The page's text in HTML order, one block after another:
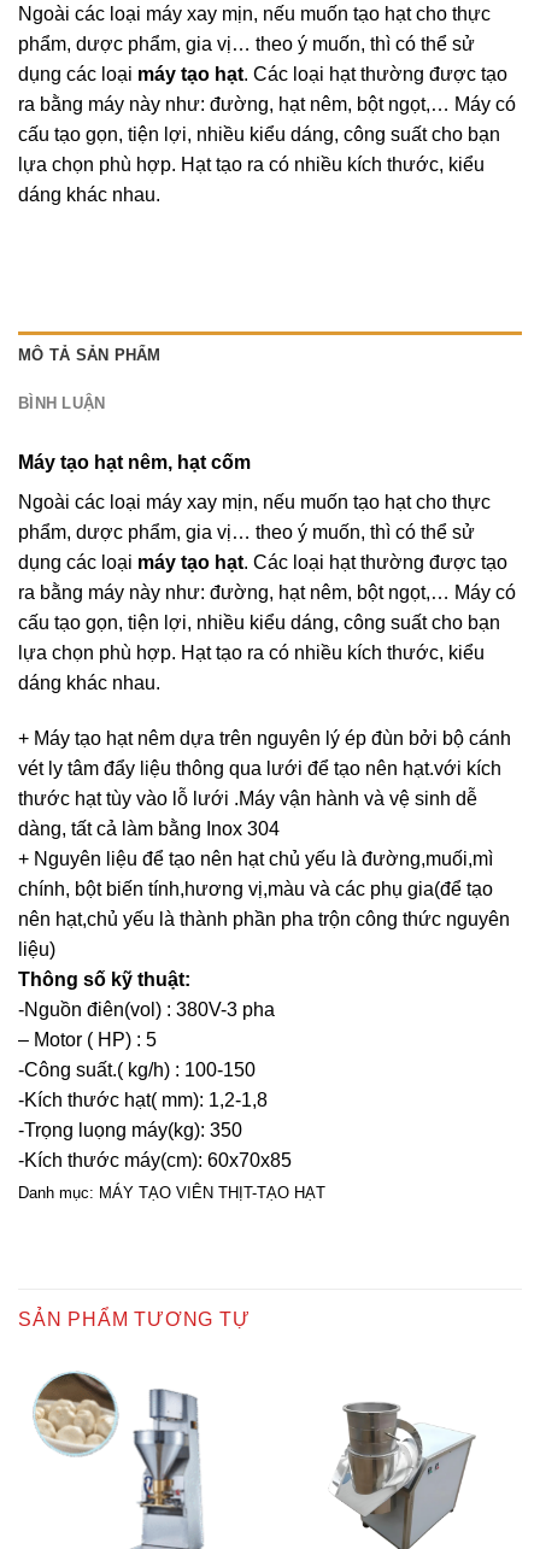
Ngoài các loại máy xay mịn, nếu muốn tạo hạt cho thực
phẩm, dược phẩm, gia vị… theo ý muốn, thì có thể sử
dụng các loại máy tạo hạt. Các loại hạt thường được tạo
ra bằng máy này như: đường, hạt nêm, bột ngọt,… Máy có
cấu tạo gọn, tiện lợi, nhiều kiểu dáng, công suất cho bạn
lựa chọn phù hợp. Hạt tạo ra có nhiều kích thước, kiểu
dáng khác nhau.
MÔ TẢ SẢN PHẨM
BÌNH LUẬN
Máy tạo hạt nêm, hạt cốm
Ngoài các loại máy xay mịn, nếu muốn tạo hạt cho thực
phẩm, dược phẩm, gia vị… theo ý muốn, thì có thể sử
dụng các loại máy tạo hạt. Các loại hạt thường được tạo
ra bằng máy này như: đường, hạt nêm, bột ngọt,… Máy có
cấu tạo gọn, tiện lợi, nhiều kiểu dáng, công suất cho bạn
lựa chọn phù hợp. Hạt tạo ra có nhiều kích thước, kiểu
dáng khác nhau.
+ Máy tạo hạt nêm dựa trên nguyên lý ép đùn bởi bộ cánh
vét ly tâm đẩy liệu thông qua lưới để tạo nên hạt.với kích
thước hạt tùy vào lỗ lưới .Máy vận hành và vệ sinh dễ
dàng, tất cả làm bằng Inox 304
+ Nguyên liệu để tạo nên hạt chủ yếu là đường,muối,mì
chính, bột biến tính,hương vị,màu và các phụ gia(để tạo
nên hạt,chủ yếu là thành phần pha trộn công thức nguyên
liệu)
Thông số kỹ thuật:
-Nguồn điên(vol) : 380V-3 pha
– Motor ( HP) : 5
-Công suất.( kg/h) : 100-150
-Kích thước hạt( mm): 1,2-1,8
-Trọng luọng máy(kg): 350
-Kích thước máy(cm): 60x70x85
Danh mục: MÁY TẠO VIÊN THỊT-TẠO HẠT
SẢN PHẨM TƯƠNG TỰ